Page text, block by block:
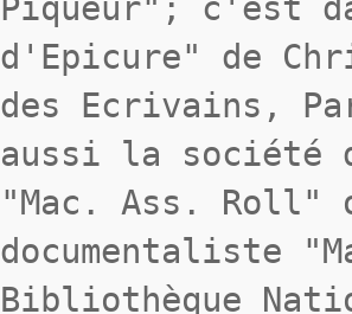
Piqueur"; c'est
d'Epicure" de
des Ecrivains,
aussi la société
"Mac. Ass. Roll"
documentaliste
Bibliothèque